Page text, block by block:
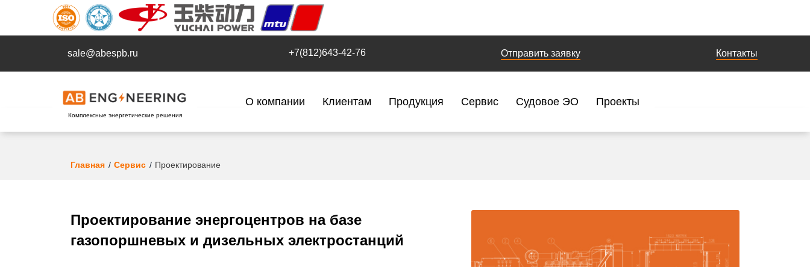
sale@abespb.ru +7(812)643-42-76 Отправить заявку Контакты
Комплексные энергетические решения
О компании Клиентам Продукция Сервис Судовое ЭО Проекты
Главная Сервис Проектирование
Проектирование энергоцентров на базе
газопоршневых и дизельных электростанций